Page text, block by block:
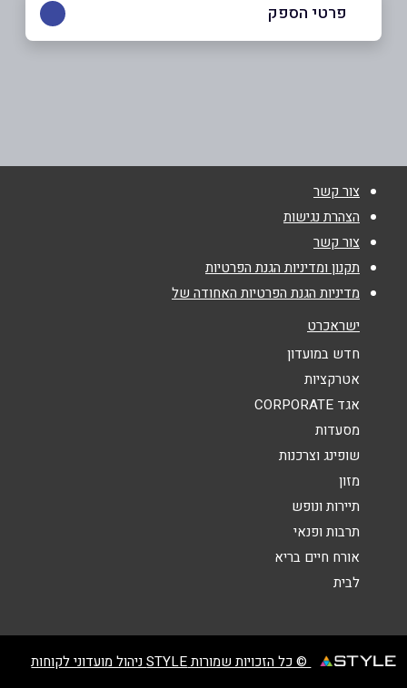
פרטי הספק
שם מלא
טלפון*
נושא*
אנא חזרו אלי בקשר ל...
הודעה*
צור קשר
הצהרת נגישות
צור קשר
תקנון ומדיניות הגנת הפרטיות
מדיניות הגנת הפרטיות האחודה של
ישראכרט
חדש במועדון
אטרקציות
אגד CORPORATE
מסעדות
שופינג וצרכנות
מזון
תיירות ונופש
תרבות ופנאי
אורח חיים בריא
לבית
© כל הזכויות שמורות STYLE ניהול מועדוני לקוחות